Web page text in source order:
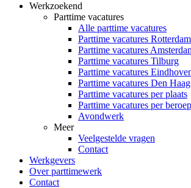
Werkzoekend
Parttime vacatures
Alle parttime vacatures
Parttime vacatures Rotterdam
Parttime vacatures
Parttime vacatures Tilburg
Parttime vacatures
Parttime vacatures Den Haag
Parttime vacatures per plaats
Parttime vacatures per
Avondwerk
Meer
Veelgestelde vragen
Contact
Werkgevers
Over parttimewerk
Contact